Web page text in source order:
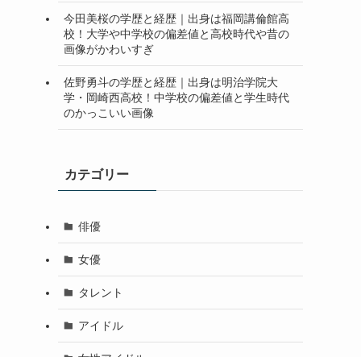
今田美桜の学歴と経歴｜出身は福岡講倫館高
校！大学や中学校の偏差値と高校時代や昔の
画像がかわいすぎ
佐野勇斗の学歴と経歴｜出身は明治学院大
学・岡崎西高校！中学校の偏差値と学生時代
のかっこいい画像
カテゴリー
俳優
女優
タレント
アイドル